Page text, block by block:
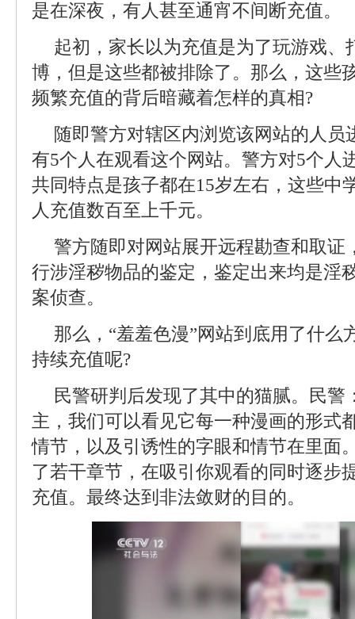
是在深夜，有人甚至通宵不间断充值。
起初，家长以为充值是为了玩游戏、
博，但是这些都被排除了。那么，这些
频繁充值的背后暗藏着怎样的真相?
随即警方对辖区内浏览该网站的人员
有5个人在观看这个网站。警方对5个人
共同特点是孩子都在15岁左右，这些中
人充值数百至上千元。
警方随即对网站展开远程勘查和取证
行涉淫秽物品的鉴定，鉴定出来均是淫
案侦查。
那么，“羞羞色漫”网站到底用了什么
持续充值呢?
民警研判后发现了其中的猫腻。民警
主，我们可以看见它每一种漫画的形式
情节，以及引诱性的字眼和情节在里面
了若干章节，在吸引你观看的同时逐步
充值。最终达到非法敛财的目的。